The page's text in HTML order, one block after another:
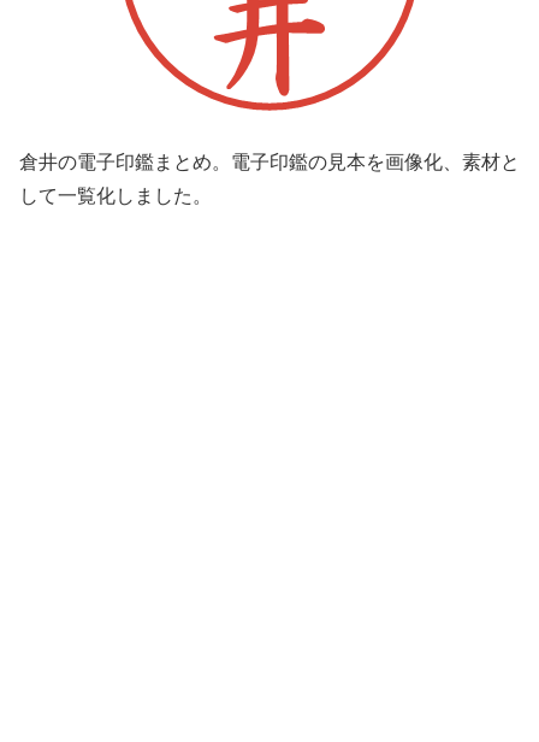
倉井の電子印鑑まとめ。電子印鑑の見本を画像化、素材と
して一覧化しました。